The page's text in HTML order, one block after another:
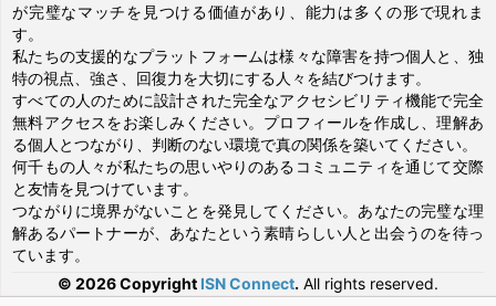
が完璧なマッチを見つける価値があり、能力は多くの形で現れま
す。
私たちの支援的なプラットフォームは様々な障害を持つ個人と、独
特の視点、強さ、回復力を大切にする人々を結びつけます。
すべての人のために設計された完全なアクセシビリティ機能で完全
無料アクセスをお楽しみください。プロフィールを作成し、理解あ
る個人とつながり、判断のない環境で真の関係を築いてください。
何千もの人々が私たちの思いやりのあるコミュニティを通じて交際
と友情を見つけています。
つながりに境界がないことを発見してください。あなたの完璧な理
解あるパートナーが、あなたという素晴らしい人と出会うのを待っ
ています。
© 2026 Copyright ISN Connect. All rights reserved.